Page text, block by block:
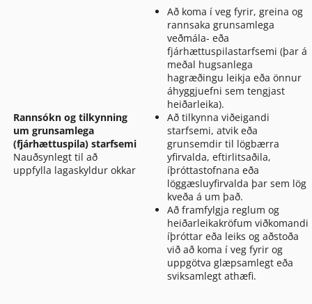
Rannsókn og tilkynning
um grunsamlega
(fjárhættuspila) starfsemi
Nauðsynlegt til að
uppfylla lagaskyldur okkar
Að koma í veg fyrir, greina og
rannsaka grunsamlega
veðmála- eða
fjárhættuspilastarfsemi (þar á
meðal hugsanlega
hagræðingu leikja eða önnur
áhyggjuefni sem tengjast
heiðarleika).
Að tilkynna viðeigandi
starfsemi, atvik eða
grunsemdir til lögbærra
yfirvalda, eftirlitsaðila,
íþróttastofnana eða
löggæsluyfirvalda þar sem lög
kveða á um það.
Að framfylgja reglum og
heiðarleikakröfum viðkomandi
íþróttar eða leiks og aðstoða
við að koma í veg fyrir og
uppgötva glæpsamlegt eða
sviksamlegt athæfi.